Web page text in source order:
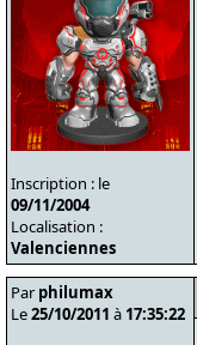
Inscription : le
09/11/2004
Localisation :
Valenciennes
Par philumax
Le25/10/2011 à 17:35:22